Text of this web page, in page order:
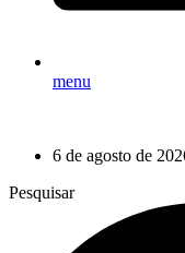
menu
6 de agosto de
Pesquisar